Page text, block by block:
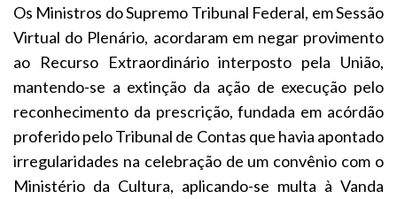
Os Ministros do Supremo Tribunal Federal, em Sessão
Virtual do Plenário, acordaram em negar provimento
ao Recurso Extraordinário interposto pela União,
mantendo-se a extinção da ação de execução pelo
reconhecimento da prescrição, fundada em acórdão
proferido pelo Tribunal de Contas que havia apontado
irregularidades na celebração de um convênio com o
Ministério da Cultura, aplicando-se multa à Vanda